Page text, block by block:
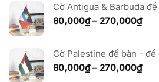
đến
Cờ Antigua & Barbuda
80,000₫ – 270,000₫
đến
Cờ Palestine để bàn - đế
80,000₫ – 270,000₫